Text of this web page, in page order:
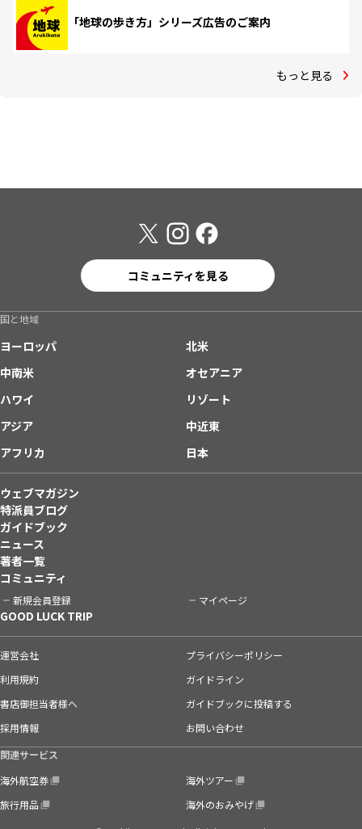
「地球の歩き方」シリーズ広告のご案内
もっと見る
コミュニティを見る
国と地域
ヨーロッパ
北米
中南米
オセアニア
ハワイ
リゾート
アジア
中近東
アフリカ
日本
ウェブマガジン
特派員ブログ
ガイドブック
ニュース
著者一覧
コミュニティ
新規会員登録 マイページ
GOOD LUCK TRIP
運営会社
プライバシーポリシー
利用規約
ガイドライン
書店御担当者様へ
ガイドブックに投稿する
採用情報
お問い合わせ
関連サービス
海外航空券
海外ツアー
旅行用品
海外のおみやげ